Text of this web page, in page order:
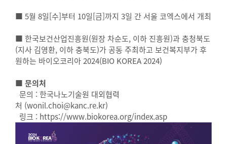
■ 5월 8일[수]부터 10일[금]까지 3일 간 서울 코엑스에서 개최
■ 한국보건산업진흥원(원장 차순도, 이하 진흥원)과 충청북도
(지사 김영환, 이하 충북도)가 공동 주최하고 보건복지부가 후
원하는 바이오코리아 2024(BIO KOREA 2024)
■ 문의처
문의 : 한국나노기술원 대외협력
처 (wonil.choi@kanc.re.kr)
링크 : https://www.biokorea.org/index.asp